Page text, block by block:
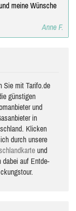
meine Wünsche
Anne F.
Sie mit Tarifo.de
güns­ti­gen
und
in
Klicken
durch unsere
und
dabei auf Ent­de­
ckungs­tour.